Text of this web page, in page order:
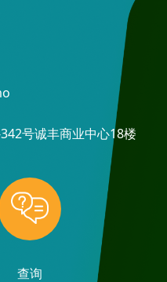
号诚丰商业中心18楼
查询